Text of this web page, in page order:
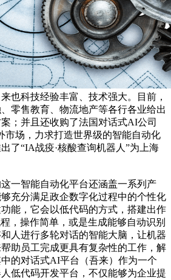
也科技经验丰富、技术强大。目前，
零售教育、物流地产等各行各业给出
；并且还收购了法国对话式AI公司
市场，力求打造世界级的智能自动化
了“IA战疫·核酸查询机器人”为上海
一智能自动化平台还涵盖一系列产
充分满足政企数字化过程中的个性化
能，它会以低代码的方式，搭建出作
，操作简单，或是生成能够自动识别
人进行多轮对话的智能大脑，让机器
助员工完成更具有复杂性的工作，解
的对话式AI平台（吾来）作为一个
低代码开发平台，不仅能够为企业提